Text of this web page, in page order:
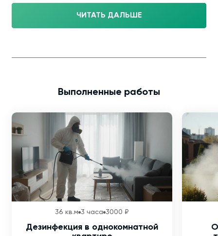
ЧИТАТЬ ДАЛЬШЕ
Выполненные работы
36 кв.м 3 часа 3000 ₽
Дезинфекция в однокомнатной